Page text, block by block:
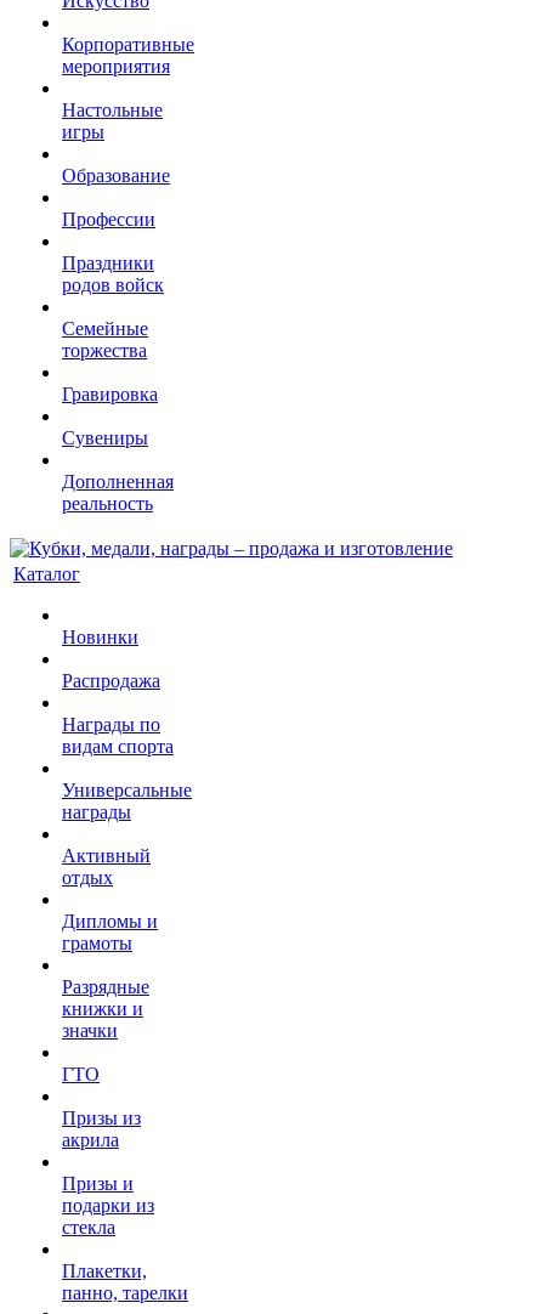
Корпоративные
мероприятия
Настольные
игры
Образование
Профессии
Праздники
родов войск
Семейные
торжества
Гравировка
Сувениры
Дополненная
реальность
Каталог
Новинки
Распродажа
Награды по
видам спорта
Универсальные
награды
Активный
отдых
Дипломы и
грамоты
Разрядные
книжки и
значки
ГТО
Призы из
акрила
Призы и
подарки из
стекла
Плакетки,
панно, тарелки